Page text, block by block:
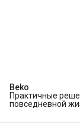
Beko
Практичные
повседневной